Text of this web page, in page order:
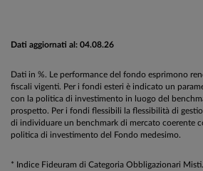
Dati aggiornati al: 04.08.26
Dati in %. Le performance del fondo esprimono
fiscali vigenti. Per i fondi esteri è indicato un
con la politica di investimento in luogo del
prospetto. Per i fondi flessibili la flessibilità di
di individuare un benchmark di mercato coerente
politica di investimento del Fondo medesimo.
* Indice Fideuram di Categoria Obbligazionari